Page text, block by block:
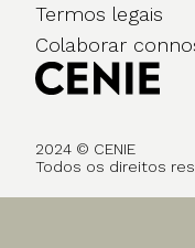
Termos legais
Colaborar
2024 © CENIE
Todos os direitos